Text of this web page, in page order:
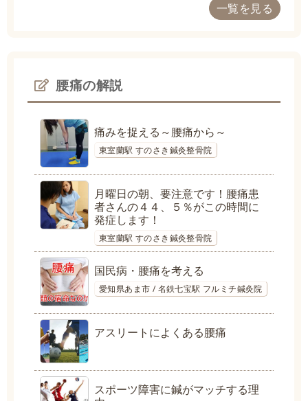
一覧を見る
腰痛の解説
痛みを捉える～腰痛から～
東室蘭駅 すのさき鍼灸整骨院
月曜日の朝、要注意です！腰痛患
者さんの４４、５％がこの時間に
発症します！
東室蘭駅 すのさき鍼灸整骨院
国民病・腰痛を考える
愛知県あま市 / 名鉄七宝駅 フルミチ鍼灸院
アスリートによくある腰痛
スポーツ障害に鍼がマッチする理